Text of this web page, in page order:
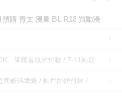
購 青文 漫畫 BL R18 買動漫
商條碼繳費 / 帳戶餘額付款 /